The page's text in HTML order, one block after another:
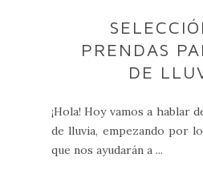
PRENDAS
DE
¡Hola! Hoy vamos a hablar
de lluvia, empezando por
que nos ayudarán a ...